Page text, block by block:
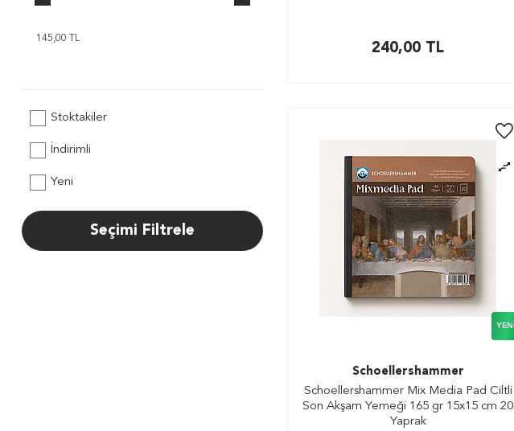
Stoktakiler
İndirimli
Yeni
Seçimi Filtrele
240,00 TL
YENI
Schoellershammer
Schoellershammer Mix Media Pad Ciltli
Son Akşam Yemeği 165 gr 15x15 cm 20
Yaprak